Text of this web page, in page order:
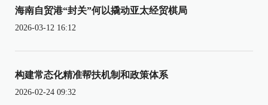
海南自贸港“封关”何以撬动亚太经贸棋局
2026-03-12 16:12
构建常态化精准帮扶机制和政策体系
2026-02-24 09:32